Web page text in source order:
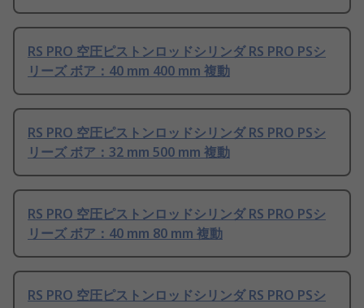
RS PRO 空圧ピストンロッドシリンダ RS PRO PSシ
リーズ ボア：40 mm 400 mm 複動
RS PRO 空圧ピストンロッドシリンダ RS PRO PSシ
リーズ ボア：32 mm 500 mm 複動
RS PRO 空圧ピストンロッドシリンダ RS PRO PSシ
リーズ ボア：40 mm 80 mm 複動
RS PRO 空圧ピストンロッドシリンダ RS PRO PSシ